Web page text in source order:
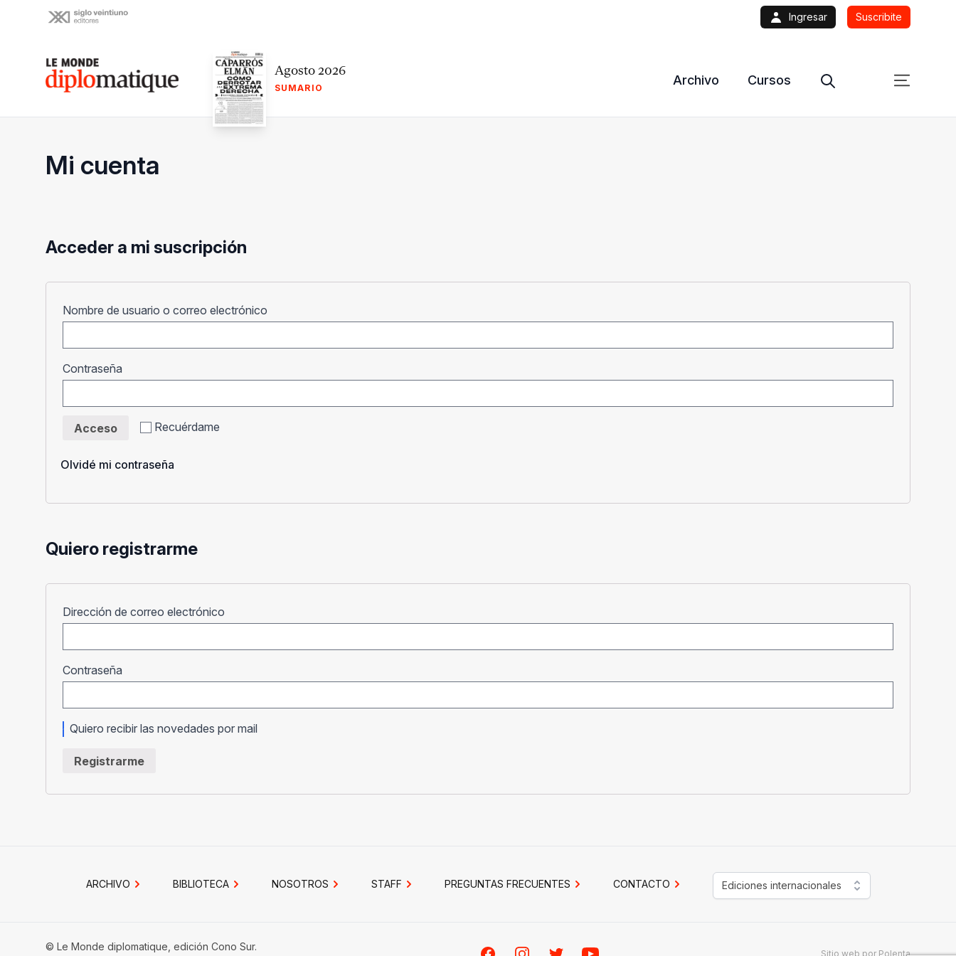
Ingresar Suscribite
Le monde diplomatique Agosto 2026
SUMARIO
Archivo Cursos
Mi cuenta
Acceder a mi suscripción
Nombre de usuario o correo electrónico
Contraseña
Recuérdame
Acceso
Olvidé mi contraseña
Quiero registrarme
Dirección de correo electrónico
Contraseña
Quiero recibir las novedades por mail
Registrarme
ARCHIVO BIBLIOTECA NOSOTROS STAFF PREGUNTAS FRECUENTES CONTACTO Ediciones internacionales
© Le Monde diplomatique, edición Cono Sur.
Sitio web por Polenta